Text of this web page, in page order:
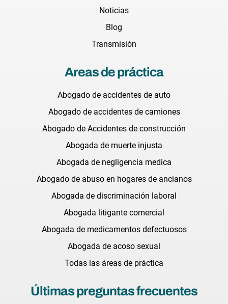
Noticias
Blog
Transmisión
Areas de práctica
Abogado de accidentes de auto
Abogado de accidentes de camiones
Abogado de Accidentes de construcción
Abogada de muerte injusta
Abogada de negligencia medica
Abogado de abuso en hogares de ancianos
Abogada de discriminación laboral
Abogada litigante comercial
Abogada de medicamentos defectuosos
Abogada de acoso sexual
Todas las áreas de práctica
Últimas preguntas frecuentes